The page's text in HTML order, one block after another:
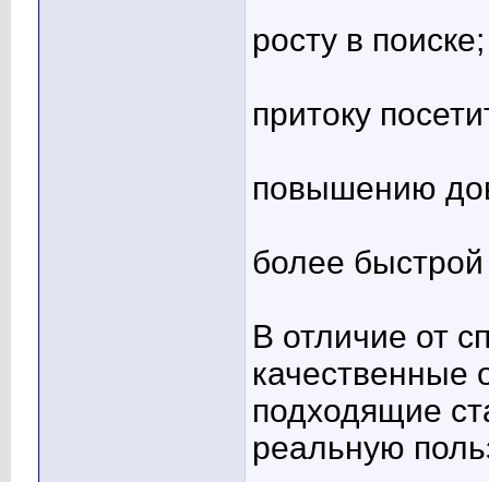
росту в поиске;
притоку
повышению
более
В отличие от
качественные
подходящие
реальную